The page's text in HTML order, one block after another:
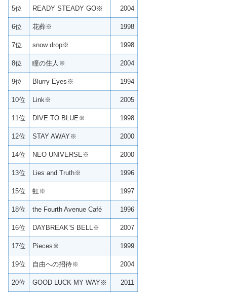
5位 READY STEADY GO※ 2004
6位 花葬※ 1998
7位 snow drop※ 1998
8位 瞳の住人※ 2004
9位 Blurry Eyes※ 1994
10位 Link※ 2005
11位 DIVE TO BLUE※ 1998
12位 STAY AWAY※ 2000
14位 NEO UNIVERSE※ 2000
13位 Lies and Truth※ 1996
15位 虹※ 1997
18位 the Fourth Avenue Café 1996
16位 DAYBREAK’S BELL※ 2007
17位 Pieces※ 1999
19位 自由への招待※ 2004
20位 GOOD LUCK MY WAY※ 2011